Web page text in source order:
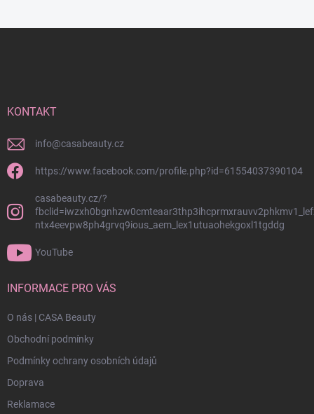
KONTAKT
info@casabeauty.cz
https://www.facebook.com/profile.php?id=61554037390104
casabeauty.cz/?
ntx4eevpw8ph4grvq9ious_aem_lex1utuaohekgoxl1tgddg
YouTube
INFORMACE PRO VÁS
O nás | CASA Beauty
Obchodní podmínky
Podmínky ochrany osobních údajů
Doprava
Reklamace